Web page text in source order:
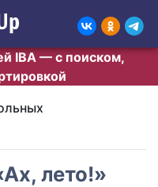
IBA — с поиском,
лето!»